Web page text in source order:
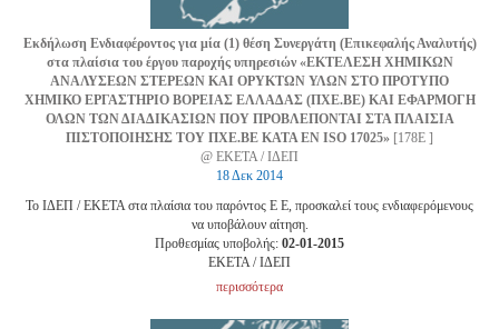
Εκδήλωση Ενδιαφέροντος για μία (1) θέση Συνεργάτη (Επικεφαλής Αναλυτής)
στα πλαίσια του έργου παροχής υπηρεσιών «ΕΚΤΕΛΕΣΗ ΧΗΜΙΚΩΝ
ΑΝΑΛΥΣΕΩΝ ΣΤΕΡΕΩΝ ΚΑΙ ΟΡΥΚΤΩΝ ΥΛΩΝ ΣΤΟ ΠΡΟΤΥΠΟ
ΧΗΜΙΚΟ ΕΡΓΑΣΤΗΡΙΟ ΒΟΡΕΙΑΣ ΕΛΛΑΔΑΣ (ΠΧΕ.ΒΕ) ΚΑΙ ΕΦΑΡΜΟΓΗ
ΟΛΩΝ ΤΩΝ ΔΙΑΔΙΚΑΣΙΩΝ ΠΟΥ ΠΡΟΒΛΕΠΟΝΤΑΙ ΣΤΑ ΠΛΑΙΣΙΑ
ΠΙΣΤΟΠΟΙΗΣΗΣ ΤΟΥ ΠΧΕ.ΒΕ ΚΑΤΑ EN ISO 17025» [178Ε ]
@ ΕΚΕΤΑ / ΙΔΕΠ
18 Δεκ 2014
Το ΙΔΕΠ / EKETA στα πλαίσια του παρόντος Ε E, προσκαλεί τους ενδιαφερόμενους
να υποβάλουν αίτηση.
Προθεσμίας υποβολής: 02-01-2015
EKETA / ΙΔΕΠ
περισσότερα